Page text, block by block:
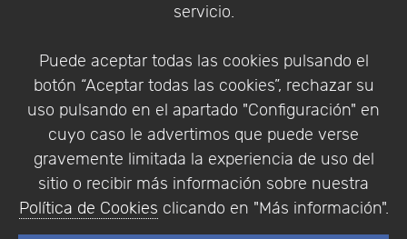
servicio.
Puede aceptar todas las cookies pulsando el
botón “Aceptar todas las cookies”, rechazar su
uso pulsando en el apartado "Configuración" en
cuyo caso le advertimos que puede verse
gravemente limitada la experiencia de uso del
sitio o recibir más información sobre nuestra
Política de Cookies clicando en "Más información".
Identificarse
Empresa|Aviso Legal| Política de Privacidad |
Política de Cookies
© Copyright 1994 - 2026. Addlink Software
Científico, S.L.